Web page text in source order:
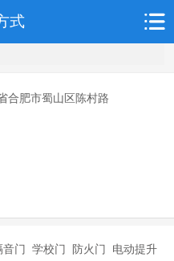
式
合肥市蜀山区陈村路
门 学校门 防火门 电动提升